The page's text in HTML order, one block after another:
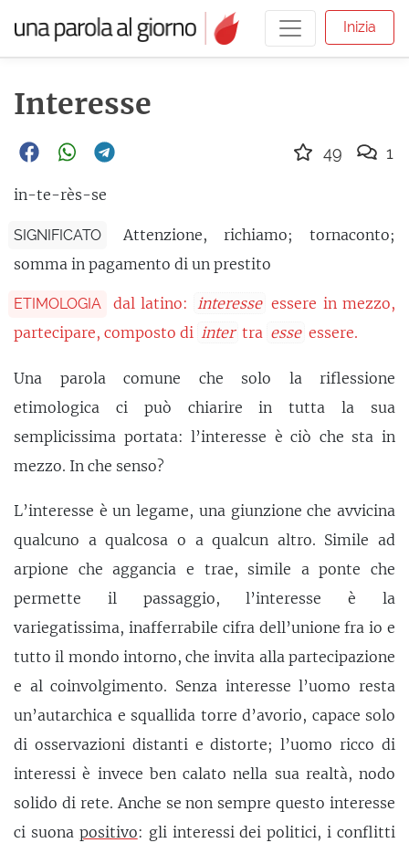
Inizia
Interesse
in-te-rès-se
SIGNIFICATO
Attenzione, richiamo; tornaconto;
somma in pagamento di un prestito
ETIMOLOGIA dal latino: interesse essere in mezzo,
partecipare, composto di inter tra esse essere.
Una parola comune che solo la riflessione
etimologica ci può chiarire in tutta la sua
semplicissima portata: l’interesse è ciò che sta in
mezzo. In che senso?
L’interesse è un legame, una giunzione che avvicina
qualcuno a qualcosa o a qualcun altro. Simile ad
arpione che aggancia e trae, simile a ponte che
permette il passaggio, l’interesse è la
variegatissima, inafferrabile cifra dell’unione fra io e
tutto il mondo intorno, che invita alla partecipazione
e al coinvolgimento. Senza interesse l’uomo resta
un’autarchica e squallida torre d’avorio, capace solo
di osservazioni distanti e distorte; l’uomo ricco di
interessi è invece ben calato nella sua realtà, nodo
solido di rete. Anche se non sempre questo interesse
ci suona positivo: gli interessi dei politici, i conflitti
49 1